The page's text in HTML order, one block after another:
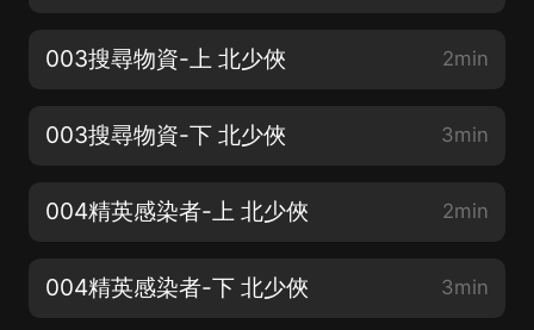
003搜尋物資-上 北少俠 2min
003搜尋物資-下 北少俠 3min
004精英感染者-上 北少俠 2min
004精英感染者-下 北少俠 3min